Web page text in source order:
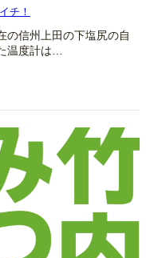
チ！
の信州上田の下塩尻の自
温度計は…